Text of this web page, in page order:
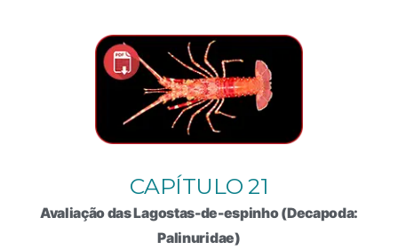
CAPÍTULO 21
Avaliação das Lagostas-de-espinho (Decapoda:
Palinuridae)